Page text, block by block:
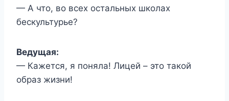
— А что, во всех остальных школах
бескультурье?
Ведущая:
— Кажется, я поняла! Лицей – это такой
образ жизни!